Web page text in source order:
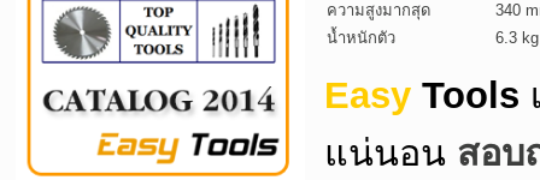
ความสูงมากสุด
340
น้ำหนักตัว
6.3
Easy Tools
แน่นอน สอบ